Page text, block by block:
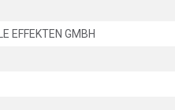
EFFEKTEN GMBH